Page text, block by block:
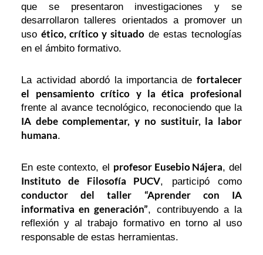
que se presentaron investigaciones y se
desarrollaron talleres orientados a promover un
usoético, crítico y situadode estas tecnologías
en el ámbito formativo.
La actividad abordó la importancia de fortalecer
el pensamiento crítico y la ética profesional
frente al avance tecnológico, reconociendo que la
IA debe complementar, y no sustituir, la labor
humana.
En este contexto, el profesor Eusebio Nájera, del
Instituto de Filosofía PUCV, participó como
conductor del taller “Aprender con IA
informativa en generación”, contribuyendo a la
reflexión y al trabajo formativo en torno al uso
responsable de estas herramientas.